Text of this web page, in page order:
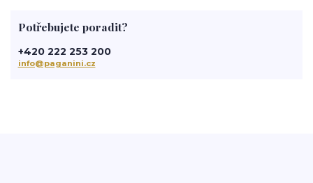
Potřebujete poradit?
+420 222 253 200
info@paganini.cz